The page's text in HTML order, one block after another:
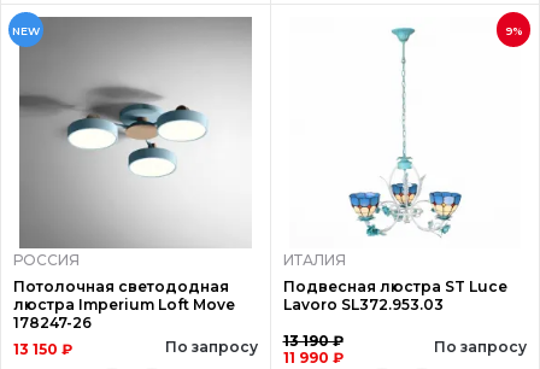
NEW
РОССИЯ
Потолочная светододная
люстра Imperium Loft Move
178247-26
13 150 ₽
По запросу
9%
ИТАЛИЯ
Подвесная люстра ST Luce
Lavoro SL372.953.03
13 190 ₽
11 990 ₽
По запросу